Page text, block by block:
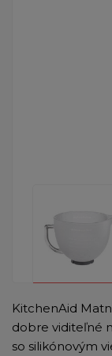
KitchenAid
dobre viditeľné
so silikónovým